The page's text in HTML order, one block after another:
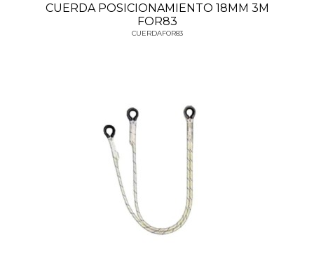
CUERDA POSICIONAMIENTO 18MM 3M
FOR83
CUERDAFOR83